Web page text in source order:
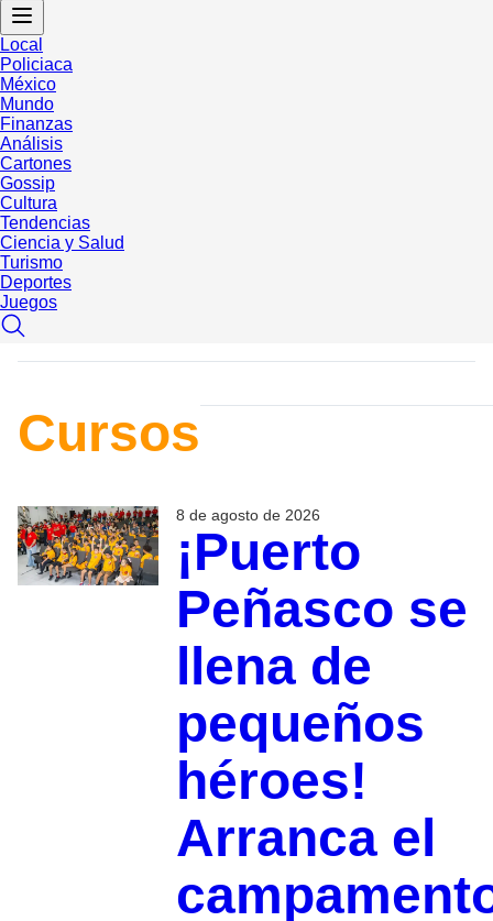
Local
Policiaca
México
Mundo
Finanzas
Análisis
Cartones
Gossip
Cultura
Tendencias
Ciencia y Salud
Turismo
Deportes
Juegos
Cursos
8 de agosto de 2026
¡Puerto
Peñasco se
llena de
pequeños
héroes!
Arranca el